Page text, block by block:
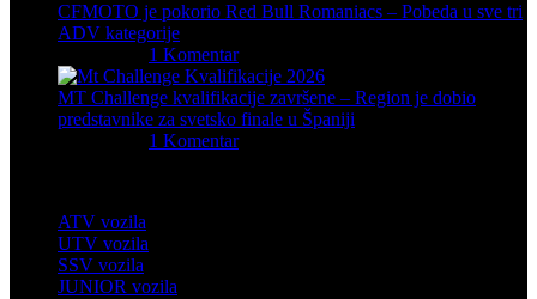
CFMOTO je pokorio Red Bull Romaniacs – Pobeda u sve tri
ADV kategorije
1 Komentar
MT Challenge kvalifikacije završene – Region je dobio
predstavnike za svetsko finale u Španiji
1 Komentar
ATV vozila
UTV vozila
SSV vozila
JUNIOR vozila